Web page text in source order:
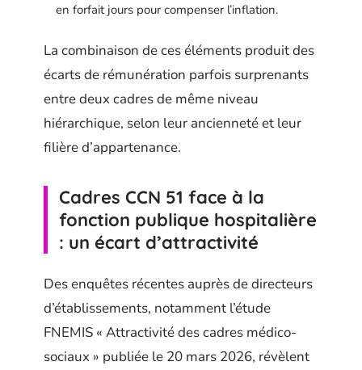
en forfait jours pour compenser l’inflation.
La combinaison de ces éléments produit des
écarts de rémunération parfois surprenants
entre deux cadres de même niveau
hiérarchique, selon leur ancienneté et leur
filière d’appartenance.
Cadres CCN 51 face à la
fonction publique hospitalière
: un écart d’attractivité
Des enquêtes récentes auprès de directeurs
d’établissements, notamment l’étude
FNEMIS « Attractivité des cadres médico-
sociaux » publiée le 20 mars 2026, révèlent